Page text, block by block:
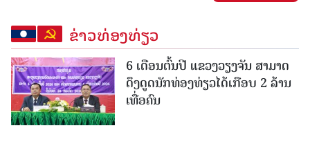
ຂ່າວທ່ອງທ່ຽວ
6 ເດືອນຕົ້ນປີ ແຂວງວຽງຈັນ ສາມາດ
ດຶງດູດນັກທ່ອງທ່ຽວໄດ້ເກືອບ 2 ລ້ານ
ເທື່ອຄົນ